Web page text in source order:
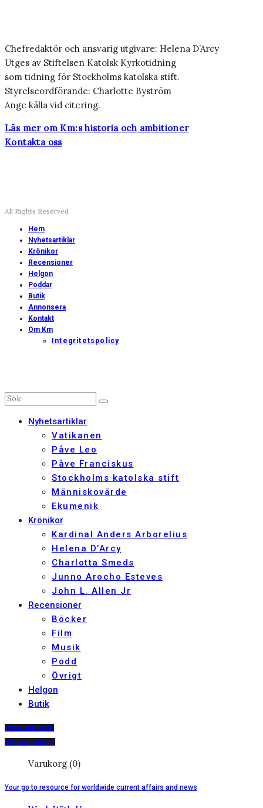
Chefredaktör och ansvarig utgivare: Helena D’Arcy
Utges av Stiftelsen Katolsk Kyrkotidning
som tidning för Stockholms katolska stift.
Styrelseordförande: Charlotte Byström
Ange källa vid citering.
Läs mer om Km:s historia och ambitioner
Kontakta oss
All Rights Reserved
Hem
Nyhetsartiklar
Krönikor
Recensioner
Helgon
Poddar
Butik
Annonsera
Kontakt
Om Km
Integritetspolicy
Nyhetsartiklar
Vatikanen
Påve Leo
Påve Franciskus
Stockholms katolska stift
Människovärde
Ekumenik
Krönikor
Kardinal Anders Arborelius
Helena D’Arcy
Charlotta Smeds
Junno Arocho Esteves
John L. Allen Jr
Recensioner
Böcker
Film
Musik
Podd
Övrigt
Helgon
Butik
PRENUMERERA
DIGITALT ARKIV
Varukorg (0)
Your go to resource for worldwide current affairs and news